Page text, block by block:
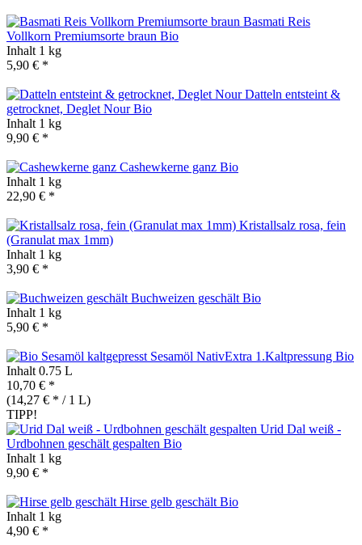
Basmati Reis
Vollkorn Premiumsorte braun Bio
Inhalt 1 kg
5,90 € *
Datteln entsteint &
getrocknet, Deglet NourBio
Inhalt 1 kg
9,90 € *
Cashewkerne ganz Bio
Inhalt 1 kg
22,90 € *
Kristallsalz rosa, fein
(Granulat max 1mm)
Inhalt 1 kg
3,90 € *
Buchweizen geschält Bio
Inhalt 1 kg
5,90 € *
Sesamöl NativExtra 1.Kaltpressung Bio
Inhalt 0.75 L
10,70 € *
(14,27 € * / 1 L)
TIPP!
Urid Dal weiß -
Urdbohnen geschält gespalten Bio
Inhalt 1 kg
9,90 € *
Hirse gelb geschält Bio
Inhalt 1 kg
4,90 € *